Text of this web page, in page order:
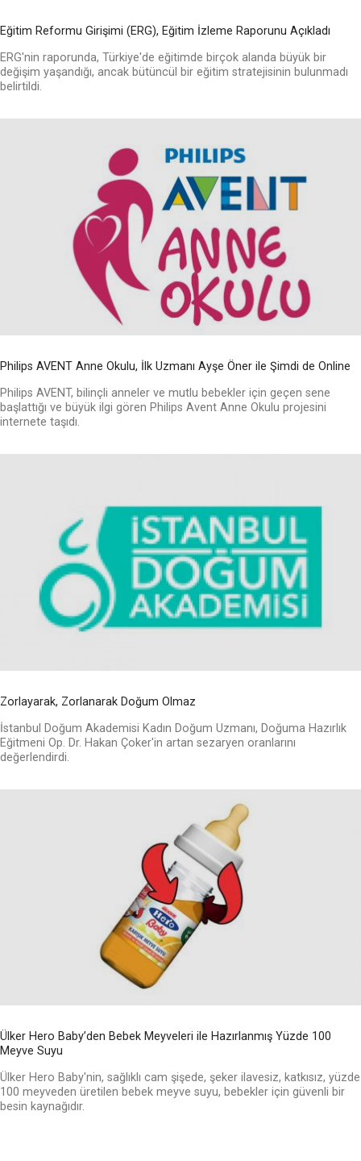
Eğitim Reformu Girişimi (ERG), Eğitim İzleme Raporunu Açıkladı
ERG'nin raporunda, Türkiye'de eğitimde birçok alanda büyük bir
değişim yaşandığı, ancak bütüncül bir eğitim stratejisinin bulunmadı
belirtildi.
Philips AVENT Anne Okulu, İlk Uzmanı Ayşe Öner ile Şimdi de Online
Philips AVENT, bilinçli anneler ve mutlu bebekler için geçen sene
başlattığı ve büyük ilgi gören Philips Avent Anne Okulu projesini
internete taşıdı.
Zorlayarak, Zorlanarak Doğum Olmaz
İstanbul Doğum Akademisi Kadın Doğum Uzmanı, Doğuma Hazırlık
Eğitmeni Op. Dr. Hakan Çoker'in artan sezaryen oranlarını
değerlendirdi.
Ülker Hero Baby’den Bebek Meyveleri ile Hazırlanmış Yüzde 100
Meyve Suyu
Ülker Hero Baby'nin, sağlıklı cam şişede, şeker ilavesiz, katkısız, yüzde
100 meyveden üretilen bebek meyve suyu, bebekler için güvenli bir
besin kaynağıdır.